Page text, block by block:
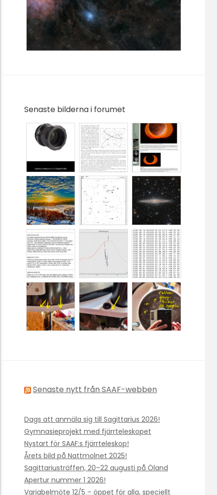
Senaste bilderna i forumet
Senaste nytt från SAAF-webben
Dags att anmäla sig till Sagittarius 2026!
Gymnasieprojekt med fjärrteleskopet
Nystart för SAAF:s fjärrteleskop!
Årets bild på Nattmolnet 2025!
Sagittariusträffen, 20–22 augusti på Öland
Apertur nummer 1 2026!
Variabelmöte 12/5 – öppet för alla, speciellt